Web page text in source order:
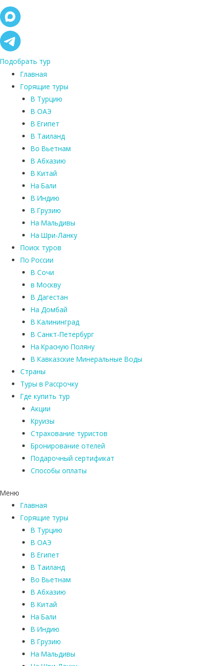
Подобрать тур
Главная
Горящие туры
В Турцию
В ОАЭ
В Египет
В Таиланд
Во Вьетнам
В Абхазию
В Китай
На Бали
В Индию
В Грузию
На Мальдивы
На Шри-Ланку
Поиск туров
По России
В Сочи
в Москву
В Дагестан
На Домбай
В Калининград
В Санкт-Петербург
На Красную Поляну
В Кавказские Минеральные Воды
Страны
Туры в Рассрочку
Где купить тур
Акции
Круизы
Страхование туристов
Бронирование отелей
Подарочный сертификат
Способы оплаты
Меню
Главная
Горящие туры
В Турцию
В ОАЭ
В Египет
В Таиланд
Во Вьетнам
В Абхазию
В Китай
На Бали
В Индию
В Грузию
На Мальдивы